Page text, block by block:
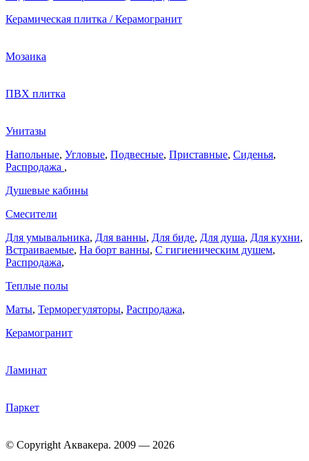
Керамическая плитка / Керамогранит
Мозаика
ПВХ плитка
Унитазы
Напольные, Угловые, Подвесные, Приставные, Сиденья,
Распродажа ,
Душевые кабины
Смесители
Для умывальника, Для ванны, Для биде, Для душа, Для кухни,
Встраиваемые, На борт ванны, C гигиеническим душем,
Распродажа,
Теплые полы
Маты, Терморегуляторы, Распродажа,
Керамогранит
Ламинат
Паркет
© Copyright Аквакера. 2009 — 2026